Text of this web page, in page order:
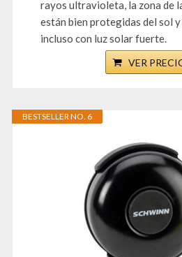
rayos ultravioleta, la zona de
están bien protegidas del sol y
incluso con luz solar fuerte.
VER
BESTSELLER NO. 6